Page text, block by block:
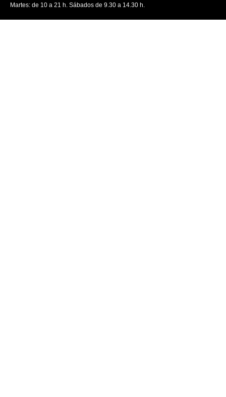
Martes: de 10 a 21 h. Sábados de 9.30 a 14.30 h.